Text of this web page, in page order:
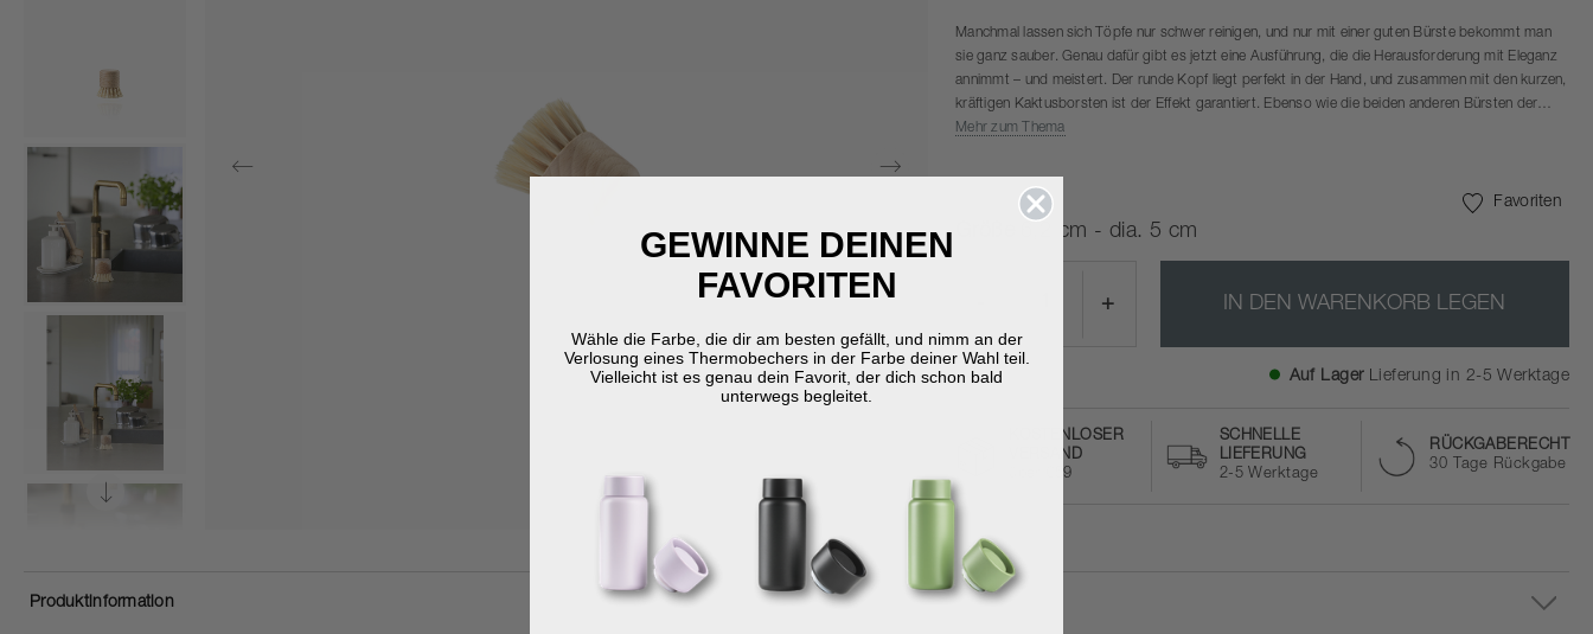
Manchmal lassen sich Töpfe nur schwer reinigen, und nur mit einer guten Bürste bekommt man
sie ganz sauber. Genau dafür gibt es jetzt eine Ausführung, die die Herausforderung mit Eleganz
annimmt – und meistert. Der runde Kopf liegt perfekt in der Hand, und zusammen mit den kurzen,
kräftigen Kaktusborsten ist der Effekt garantiert. Ebenso wie die beiden anderen Bürsten der
Serie ist die Topfbürste aus Buchenholz gefertigt und mit Bienenwachs behandelt.
Mehr zum Thema
Favoriten
6,2 cm - dia. 5 cm
+ IN DEN WARENKORB LEGEN
Auf Lager Lieferung in 2-5 Werktage
KOSTENLOSER
VERSAND
über €59
SCHNELLE
LIEFERUNG
2-5 Werktage
RÜCKGABERECHT
30 Tage Rückgabe
Produktinformation
GEWINNE DEINEN
FAVORITEN
Wähle die Farbe, die dir am besten gefällt, und nimm an der
Verlosung eines Thermobechers in der Farbe deiner Wahl teil.
Vielleicht ist es genau dein Favorit, der dich schon bald
unterwegs begleitet.